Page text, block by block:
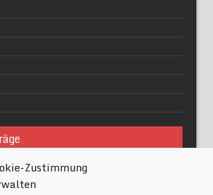
Zustimmung
Lebensqualität wirklich aus?